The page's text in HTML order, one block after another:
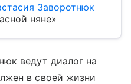
Заворотнюк
няне»
ведут диалог на
в своей жизни